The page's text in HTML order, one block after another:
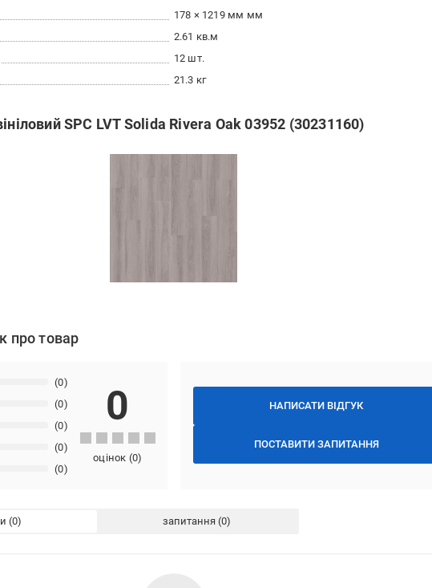
178 × 1219 мм мм
2.61 кв.м
12 шт.
21.3 кг
SPC LVT Solida Rivera Oak 03952 (30231160)
про товар
НАПИСАТИ ВІДГУК
ПОСТАВИТИ ЗАПИТАННЯ
(0)
(0)
(0)
(0)
(0)
0
оцінок (0)
запитання